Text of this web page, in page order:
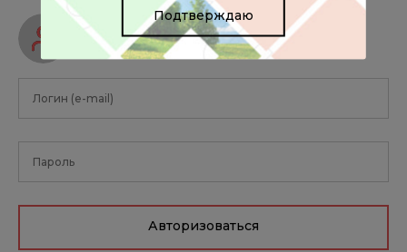
Авторизуйтесь, чтобы оставить
комментарий
Авторизоваться
Подтверждаю